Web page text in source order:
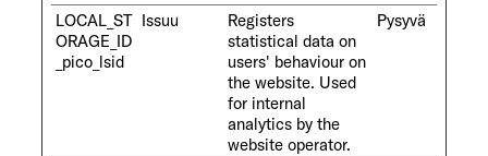
LOCAL_ST
ORAGE_ID
_pico_lsid
Issuu
Registers
statistical data on
users' behaviour on
the website. Used
for internal
analytics by the
website operator.
Pysyvä